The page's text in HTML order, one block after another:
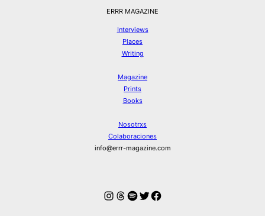
ERRR MAGAZINE
Interviews
Places
Writing
Magazine
Prints
Books
Nosotrxs
Colaboraciones
info@errr-magazine.com
Instagram
Hilos
Spotify
Twitter
Facebook